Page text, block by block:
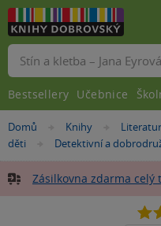
Nacházíte
se
Domů »Knihy »
děti
»
Detektivní a
Zásilkovna zdarma celý
3.7
Vyhledávání
Bestsellery Učebnice